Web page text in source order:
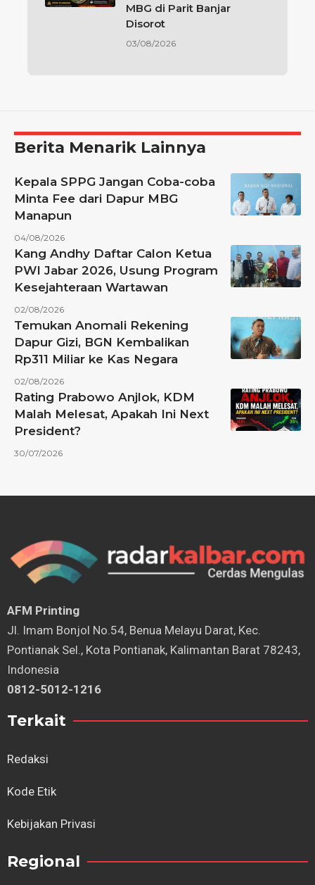
MBG di Parit Banjar
Disorot
03/08/2026
Berita Menarik Lainnya
Kepala SPPG Jangan Coba-coba
Minta Fee dari Dapur MBG
Manapun
04/08/2026
Kang Andhy Daftar Calon Ketua
PWI Jabar 2026, Usung Program
Kesejahteraan Wartawan
02/08/2026
Temukan Anomali Rekening
Dapur Gizi, BGN Kembalikan
Rp311 Miliar ke Kas Negara
02/08/2026
Rating Prabowo Anjlok, KDM
Malah Melesat, Apakah Ini Next
President?
30/07/2026
AFM Printing
⁠Jl. Imam Bonjol No.54, Benua Melayu Darat, Kec.
Pontianak Sel., Kota Pontianak, Kalimantan Barat 78243,
Indonesia
0812-5012-1216
Terkait
Redaksi
Kode Etik
Kebijakan Privasi
Regional